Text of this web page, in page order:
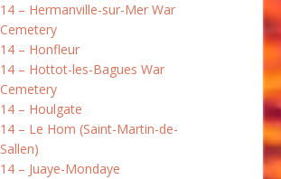
14 – Hermanville-sur-Mer War
Cemetery
14 – Honfleur
14 – Hottot-les-Bagues War
Cemetery
14 – Houlgate
14 – Le Hom (Saint-Martin-de-
Sallen)
14 – Juaye-Mondaye